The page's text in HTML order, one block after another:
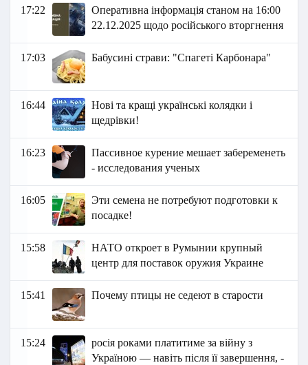
17:22
Оперативна інформація станом на 16:00
22.12.2025 щодо російського вторгнення
17:03 Бабусині страви: "Спагеті Карбонара"
16:44
Нові та кращі українські колядки і
щедрівки!
16:23
Пассивное курение мешает забеременеть
- исследования ученых
16:05
Эти семена не потребуют подготовки к
посадке!
15:58
НАТО откроет в Румынии крупный
центр для поставок оружия Украине
15:41 Почему птицы не седеют в старости
15:24
росія роками платитиме за війну з
Україною — навіть після її завершення, -